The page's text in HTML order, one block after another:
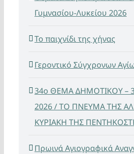
Γυμνασίου-Λυκείου 2026
Το παιχνίδι της χήνας
Γεροντικό Σύγχρονων
34ο ΘΕΜΑ ΔΗΜΟΤΙΚΟΥ –
2026 / ΤΟ ΠΝΕΥΜΑ ΤΗΣ
ΚΥΡΙΑΚΗ ΤΗΣ
Πρωινά Αγιογραφικά